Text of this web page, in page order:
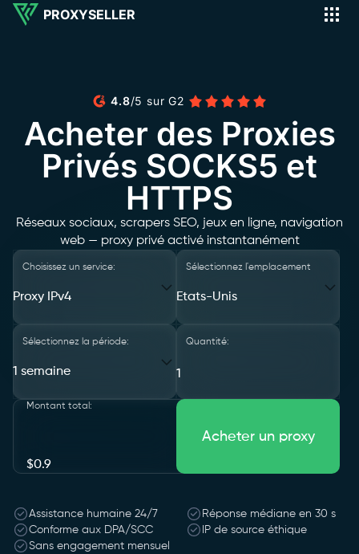
PROXYSELLER
4.8/5 sur G2
Acheter des Proxies
Privés SOCKS5 et
HTTPS
Réseaux sociaux, scrapers SEO, jeux en ligne, navigation
web — proxy privé activé instantanément
Choisissez un service:
Proxy IPv4
Sélectionnez l'emplacement
Etats-Unis
Sélectionnez la période:
1 semaine
Quantité:
Montant total :
$0.9
Acheter un proxy
Assistance humaine 24/7
Réponse médiane en 30 s
Conforme aux DPA/SCC
IP de source éthique
Sans engagement mensuel